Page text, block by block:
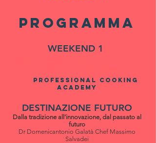
Programma
WEEKEND 1
PROFESSIONAL COOKING
ACADEMY
DESTINAZIONE FUTURO
Dalla tradizione all’innovazione, dal passato al
futuro
Dr Domenicantonio Galatà Chef Massimo
Salvadei